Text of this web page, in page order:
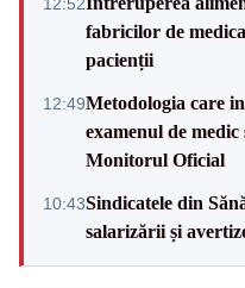
fabricilor de
pacienții
12:49Metodologia care
examenul de
Monitorul Oficial
10:43Sindicatele din
salarizării și